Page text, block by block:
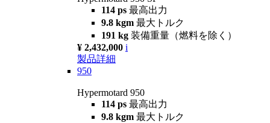
114 ps 最高出力
9.8 kgm 最大トルク
191 kg 装備重量（燃料を除く）
¥ 2,432,000 i
製品詳細
950
Hypermotard 950
114 ps 最高出力
9.8 kgm 最大トルク